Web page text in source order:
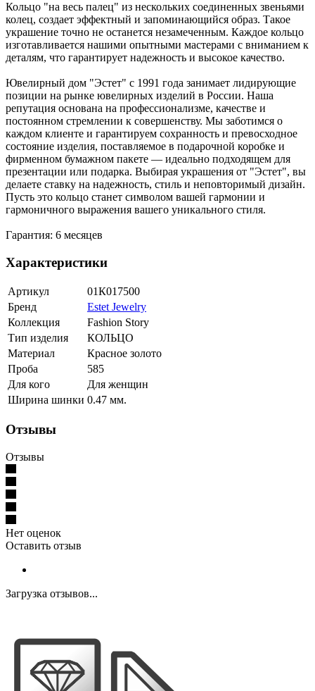
Кольцо "на весь палец" из нескольких соединенных звеньями
колец, создает эффектный и запоминающийся образ. Такое
украшение точно не останется незамеченным. Каждое кольцо
изготавливается нашими опытными мастерами с вниманием к
деталям, что гарантирует надежность и высокое качество.
Ювелирный дом "Эстет" с 1991 года занимает лидирующие
позиции на рынке ювелирных изделий в России. Наша
репутация основана на профессионализме, качестве и
постоянном стремлении к совершенству. Мы заботимся о
каждом клиенте и гарантируем сохранность и превосходное
состояние изделия, поставляемое в подарочной коробке и
фирменном бумажном пакете — идеально подходящем для
презентации или подарка. Выбирая украшения от "Эстет", вы
делаете ставку на надежность, стиль и неповторимый дизайн.
Пусть это кольцо станет символом вашей гармонии и
гармоничного выражения вашего уникального стиля.
Гарантия: 6 месяцев
Характеристики
Артикул
01К017500
Бренд
Estet Jewelry
Коллекция
Fashion Story
Тип изделия
КОЛЬЦО
Материал
Красное золото
Проба
585
Для кого
Для женщин
Ширина шинки 0.47 мм.
Отзывы
Отзывы
Нет оценок
Оставить отзыв
Загрузка отзывов...